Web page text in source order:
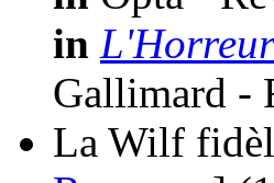
in
Gallimard -
La Wilf